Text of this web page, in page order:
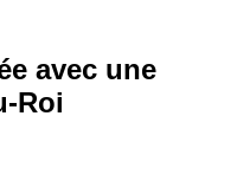
avec une
Roi